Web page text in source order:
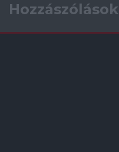
Hozzászólások